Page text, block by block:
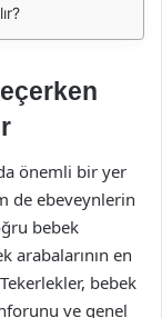
önemli bir yer
de ebeveynlerin
bebek
arabalarının en
bebek
ve genel